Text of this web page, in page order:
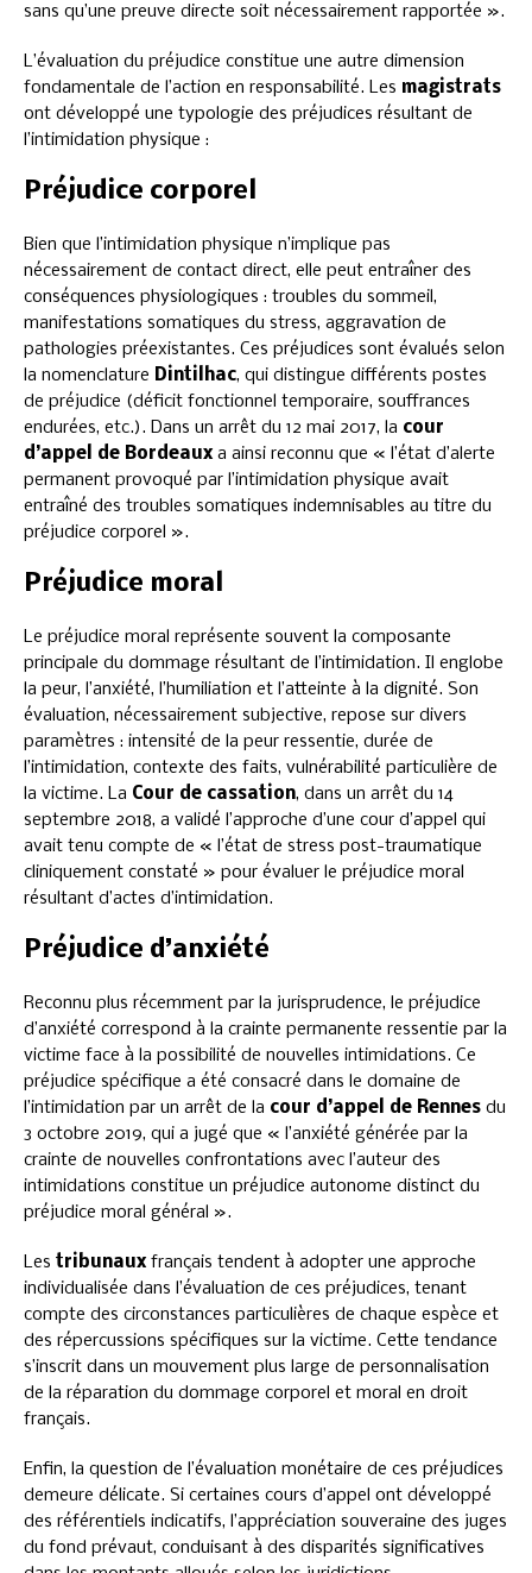
sans qu’une preuve directe soit nécessairement rapportée ».
L’évaluation du préjudice constitue une autre dimension
fondamentale de l’action en responsabilité. Les magistrats
ont développé une typologie des préjudices résultant de
l’intimidation physique :
Préjudice corporel
Bien que l’intimidation physique n’implique pas
nécessairement de contact direct, elle peut entraîner des
conséquences physiologiques : troubles du sommeil,
manifestations somatiques du stress, aggravation de
pathologies préexistantes. Ces préjudices sont évalués selon
la nomenclature Dintilhac, qui distingue différents postes
de préjudice (déficit fonctionnel temporaire, souffrances
endurées, etc.). Dans un arrêt du 12 mai 2017, la cour
d’appel de Bordeaux a ainsi reconnu que « l’état d’alerte
permanent provoqué par l’intimidation physique avait
entraîné des troubles somatiques indemnisables au titre du
préjudice corporel ».
Préjudice moral
Le préjudice moral représente souvent la composante
principale du dommage résultant de l’intimidation. Il englobe
la peur, l’anxiété, l’humiliation et l’atteinte à la dignité. Son
évaluation, nécessairement subjective, repose sur divers
paramètres : intensité de la peur ressentie, durée de
l’intimidation, contexte des faits, vulnérabilité particulière de
la victime. La Cour de cassation, dans un arrêt du 14
septembre 2018, a validé l’approche d’une cour d’appel qui
avait tenu compte de « l’état de stress post-traumatique
cliniquement constaté » pour évaluer le préjudice moral
résultant d’actes d’intimidation.
Préjudice d’anxiété
Reconnu plus récemment par la jurisprudence, le préjudice
d’anxiété correspond à la crainte permanente ressentie par la
victime face à la possibilité de nouvelles intimidations. Ce
préjudice spécifique a été consacré dans le domaine de
l’intimidation par un arrêt de la cour d’appel de Rennes du
3 octobre 2019, qui a jugé que « l’anxiété générée par la
crainte de nouvelles confrontations avec l’auteur des
intimidations constitue un préjudice autonome distinct du
préjudice moral général ».
Les tribunaux français tendent à adopter une approche
individualisée dans l’évaluation de ces préjudices, tenant
compte des circonstances particulières de chaque espèce et
des répercussions spécifiques sur la victime. Cette tendance
s’inscrit dans un mouvement plus large de personnalisation
de la réparation du dommage corporel et moral en droit
français.
Enfin, la question de l’évaluation monétaire de ces préjudices
demeure délicate. Si certaines cours d’appel ont développé
des référentiels indicatifs, l’appréciation souveraine des juges
du fond prévaut, conduisant à des disparités significatives